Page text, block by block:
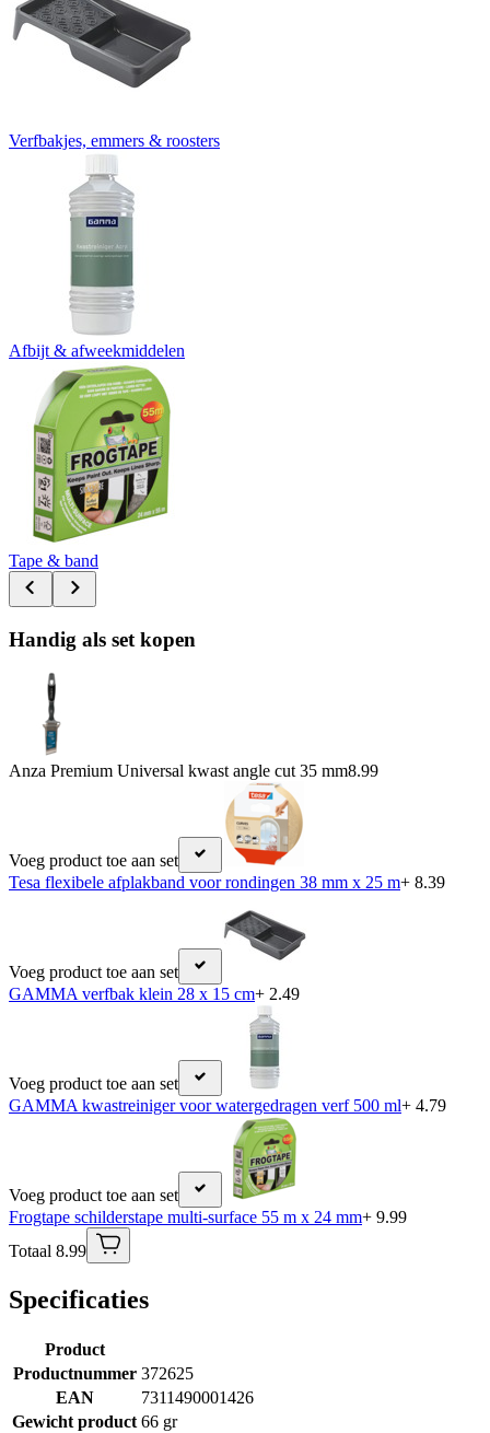
Verfbakjes, emmers & roosters
Afbijt & afweekmiddelen
Tape & band
Handig als set kopen
Anza Premium Universal kwast angle cut 35 mm8.99
Voeg product toe aan set
Tesa flexibele afplakband voor rondingen 38 mm x 25 m+ 8.39
Voeg product toe aan set
GAMMA verfbak klein 28 x 15 cm+ 2.49
Voeg product toe aan set
GAMMA kwastreiniger voor watergedragen verf 500 ml+ 4.79
Voeg product toe aan set
Frogtape schilderstape multi-surface 55 m x 24 mm+ 9.99
Totaal 8.99
Specificaties
Product
Productnummer 372625
EAN
7311490001426
Gewicht product 66 gr